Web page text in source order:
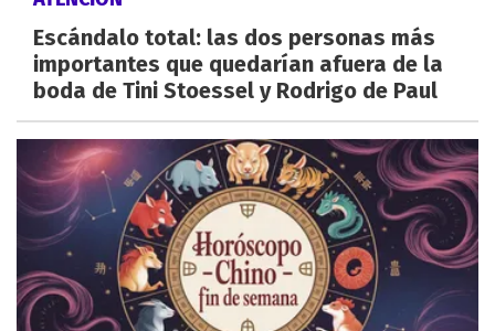
Escándalo total: las dos personas más
importantes que quedarían afuera de la
boda de Tini Stoessel y Rodrigo de Paul